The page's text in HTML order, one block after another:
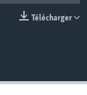
Télécharger